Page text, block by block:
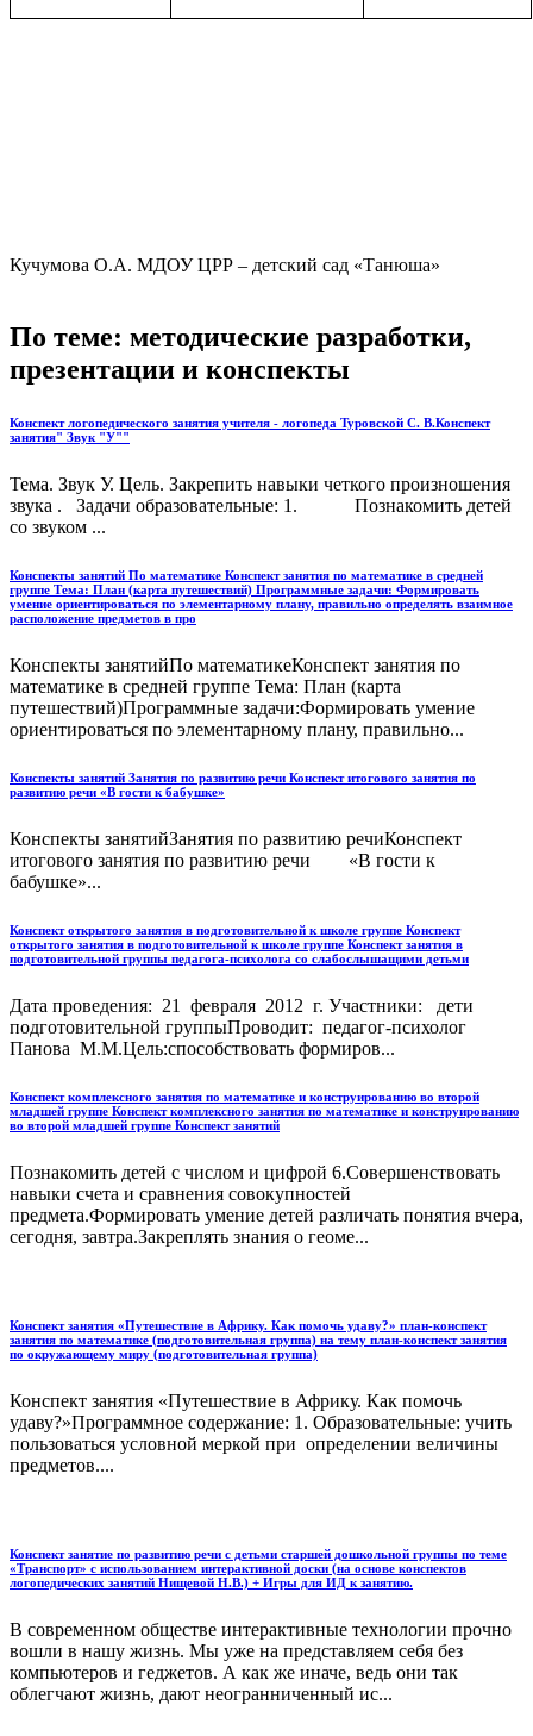
Кучумова О.А. МДОУ ЦРР – детский сад «Танюша»
По теме: методические разработки,
презентации и конспекты
Конспект логопедического занятия учителя - логопеда Туровской С. В.Конспект
занятия" Звук "У""
Тема. Звук У. Цель. Закрепить навыки четкого произношения
звука . Задачи образовательные: 1. Познакомить детей
со звуком ...
Конспекты занятий По математике Конспект занятия по математике в средней
группе Тема: План (карта путешествий) Программные задачи: Формировать
умение ориентироваться по элементарному плану, правильно определять взаимное
расположение предметов в про
Конспекты занятийПо математикеКонспект занятия по
математике в средней группе Тема: План (карта
путешествий)Программные задачи:Формировать умение
ориентироваться по элементарному плану, правильно...
Конспекты занятий Занятия по развитию речи Конспект итогового занятия по
развитию речи «В гости к бабушке»
Конспекты занятийЗанятия по развитию речиКонспект
итогового занятия по развитию речи «В гости к
бабушке»...
Конспект открытого занятия в подготовительной к школе группе Конспект
открытого занятия в подготовительной к школе группе Конспект занятия в
подготовительной группы педагога-психолога со слабослышащими детьми
Дата проведения: 21 февраля 2012 г. Участники: дети
подготовительной группыПроводит: педагог-психолог
Панова М.М.Цель:способствовать формиров...
Конспект комплексного занятия по математике и конструированию во второй
младшей группе Конспект комплексного занятия по математике и конструированию
во второй младшей группе Конспект занятий
Познакомить детей с числом и цифрой 6.Совершенствовать
навыки счета и сравнения совокупностей
предмета.Формировать умение детей различать понятия вчера,
сегодня, завтра.Закреплять знания о геоме...
Конспект занятия «Путешествие в Африку. Как помочь удаву?» план-конспект
занятия по математике (подготовительная группа) на тему план-конспект занятия
по окружающему миру (подготовительная группа)
Конспект занятия «Путешествие в Африку. Как помочь
удаву?»Программное содержание: 1. Образовательные: учить
пользоваться условной меркой при определении величины
предметов....
Конспект занятие по развитию речи с детьми старшей дошкольной группы по теме
«Транспорт» с использованием интерактивной доски (на основе конспектов
логопедических занятий Нищевой Н.В.) + Игры для ИД к занятию.
В современном обществе интерактивные технологии прочно
вошли в нашу жизнь. Мы уже на представляем себя без
компьютеров и геджетов. А как же иначе, ведь они так
облегчают жизнь, дают неогранниченный ис...